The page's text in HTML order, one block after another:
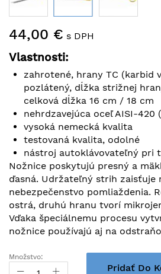
na
galérie
obrázkov
44,00 € s DPH
Vlastnosti:
zahrotené, hrany TC (karbid
pozlátený, dĺžka strižnej
celková dĺžka 16 cm / 18 cm
nehrdzavejúca oceľ AISI-420
vysoká nemecká kvalita
testovaná kvalita, odolné
nástroj autoklávovateľný pri
Nožnice poskytujú presný a
ďasná. Udržateľný strih zaisťuje
nebezpečenstvo pomliaždenia.
ostrá, druhú hranu tvorí
Vďaka špeciálnemu procesu
nožnice používajú aj na
Množstvo:
Pridať Do